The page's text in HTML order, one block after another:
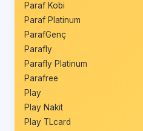
Paraf Kobi
Paraf Platinum
ParafGenç
Parafly
Parafly Platinum
Parafree
Play
Play Nakit
Play TLcard